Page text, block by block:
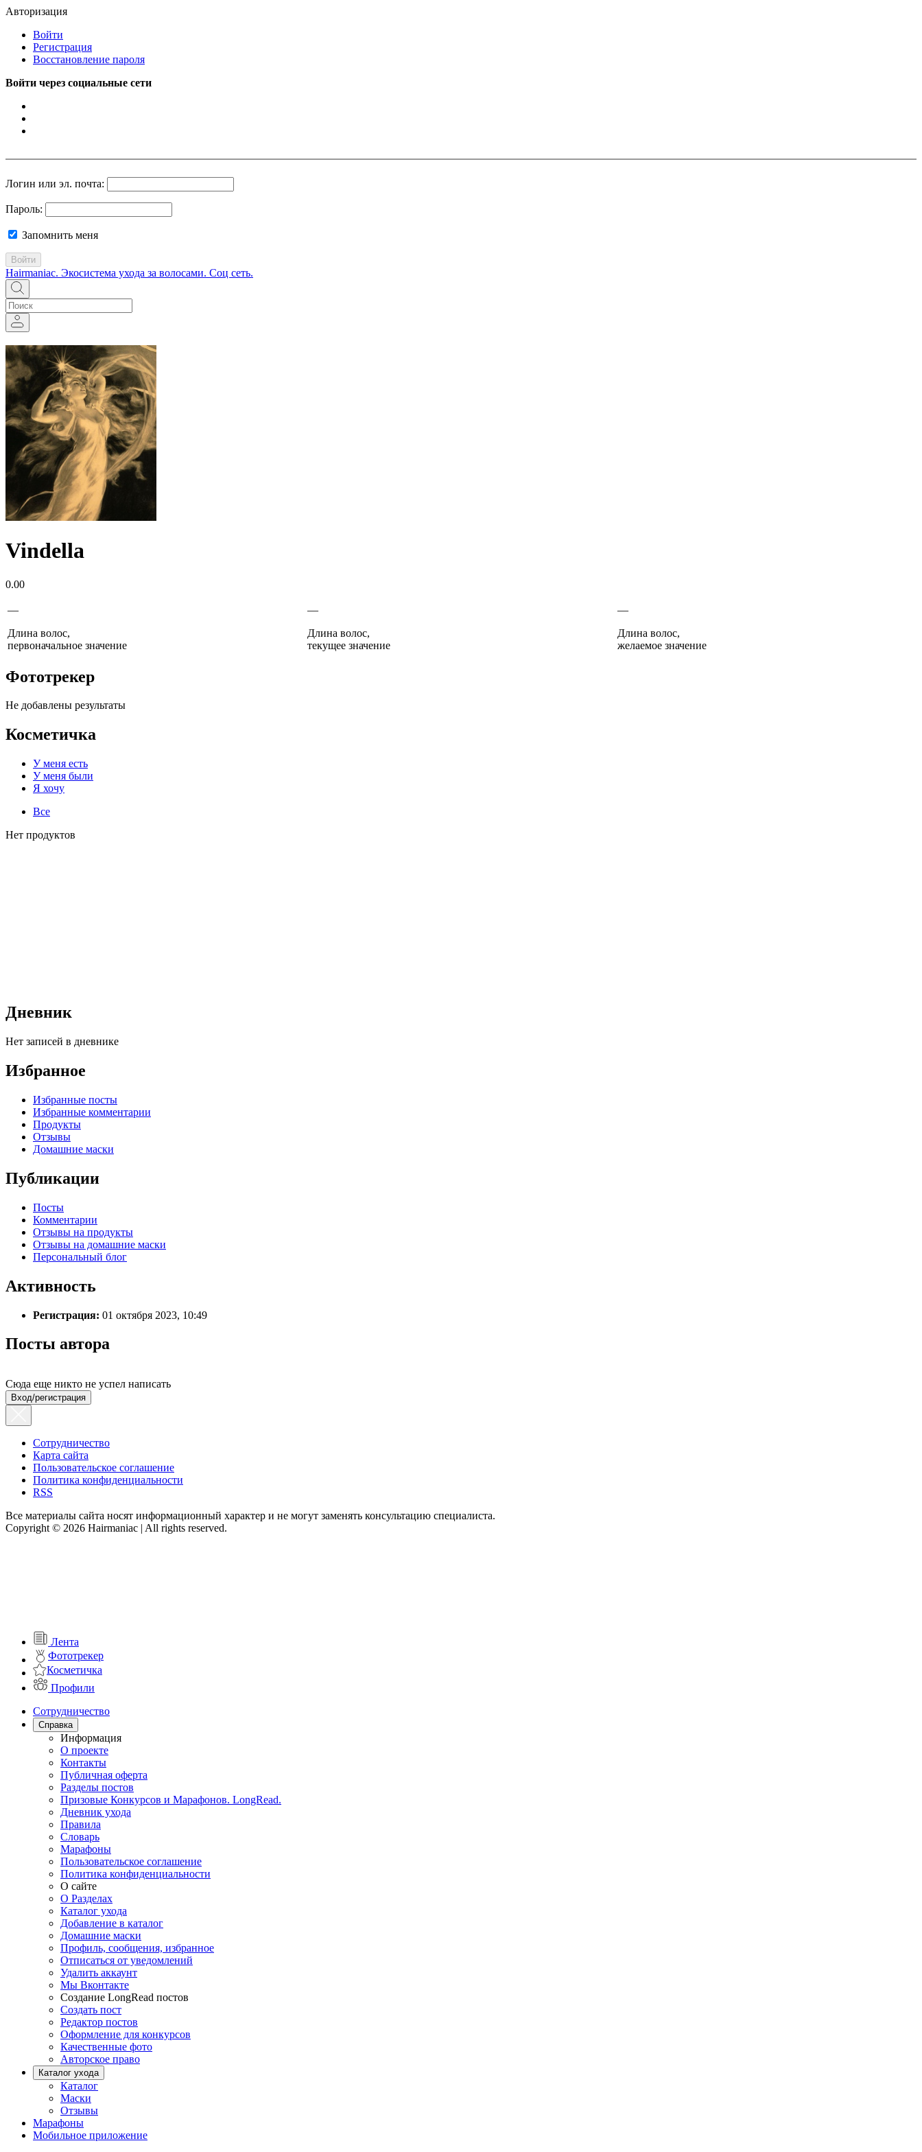
Авторизация
Войти
Регистрация
Восстановление пароля
Войти через социальные сети
Логин или эл. почта:
Пароль:
Запомнить меня
Войти
Hairmaniac. Экосистема ухода за волосами. Соц сеть.
Vindella
0.00
—
Длина волос,
первоначальное значение
—
Длина волос,
текущее значение
—
Длина волос,
желаемое значение
Фототрекер
Не добавлены результаты
Косметичка
У меня есть
У меня были
Я хочу
Все
Нет продуктов
Дневник
Нет записей в дневнике
Избранное
Избранные посты
Избранные комментарии
Продукты
Отзывы
Домашние маски
Публикации
Посты
Комментарии
Отзывы на продукты
Отзывы на домашние маски
Персональный блог
Активность
Регистрация: 01 октября 2023, 10:49
Посты автора
Сюда еще никто не успел написать
Вход/регистрация
Сотрудничество
Карта сайта
Пользовательское соглашение
Политика конфиденциальности
RSS
Все материалы сайта носят информационный характер и не могут заменять консультацию специалиста.
Copyright © 2026 Hairmaniac | All rights reserved.
Лента
Фототрекер
Косметичка
Профили
Сотрудничество
Справка
Информация
О проекте
Контакты
Публичная оферта
Разделы постов
Призовые Конкурсов и Марафонов. LongRead.
Дневник ухода
Правила
Словарь
Марафоны
Пользовательское соглашение
Политика конфиденциальности
О сайте
О Разделах
Каталог ухода
Добавление в каталог
Домашние маски
Профиль, сообщения, избранное
Отписаться от уведомлений
Удалить аккаунт
Мы Вконтакте
Создание LongRead постов
Создать пост
Редактор постов
Оформление для конкурсов
Качественные фото
Авторское право
Каталог ухода
Каталог
Маски
Отзывы
Марафоны
Мобильное приложение